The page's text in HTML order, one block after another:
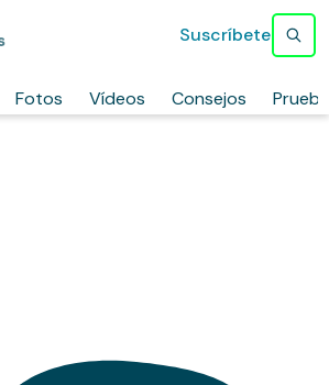
Fotos Vídeos Consejos
Suscríbete